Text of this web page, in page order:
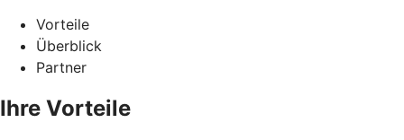
Vorteile
Überblick
Partner
Ihre Vorteile